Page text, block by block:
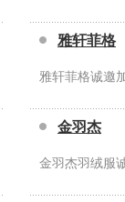
雅轩菲格
雅轩菲格诚邀
金羽杰
金羽杰羽绒服